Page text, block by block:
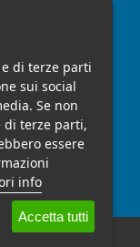
di terze parti
sui social
Se non
di terze parti,
essere
info
Accetta tutti